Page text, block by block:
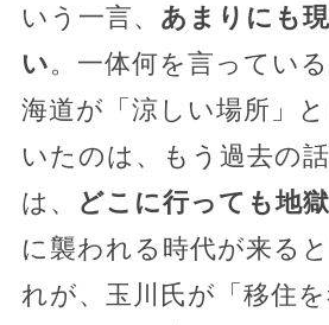
いう一言、 あまりにも
い。一体何を言ってい
海道が「涼しい場所」
いたのは、もう過去の
は、
どこに行っても地
に襲われる時代が来る
れが、玉川氏が「移住